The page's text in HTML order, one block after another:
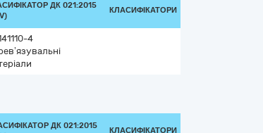
ДК 021:2015
КЛАСИФІКАТОРИ
4
ДК 021:2015
КЛАСИФІКАТОРИ